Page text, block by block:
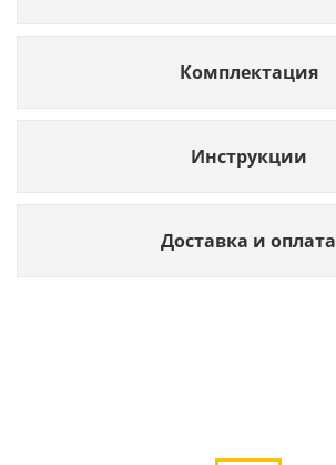
Комплектация
Инструкции
Доставка и оплата